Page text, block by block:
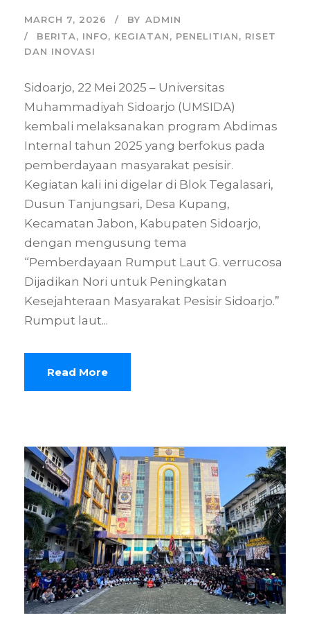
MARCH 7, 2026 BY ADMIN
BERITA, INFO, KEGIATAN, PENELITIAN, RISET
DAN INOVASI
Sidoarjo, 22 Mei 2025 – Universitas
Muhammadiyah Sidoarjo (UMSIDA)
kembali melaksanakan program Abdimas
Internal tahun 2025 yang berfokus pada
pemberdayaan masyarakat pesisir.
Kegiatan kali ini digelar di Blok Tegalasari,
Dusun Tanjungsari, Desa Kupang,
Kecamatan Jabon, Kabupaten Sidoarjo,
dengan mengusung tema
“Pemberdayaan Rumput Laut G. verrucosa
Dijadikan Nori untuk Peningkatan
Kesejahteraan Masyarakat Pesisir Sidoarjo.”
Rumput laut...
Read More